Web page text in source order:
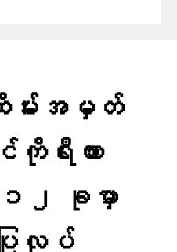
မ်းအမှတ်
ကိုရီးယား
၂ ခုမှာ